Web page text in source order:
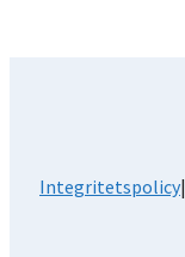
Integritetspolicy|